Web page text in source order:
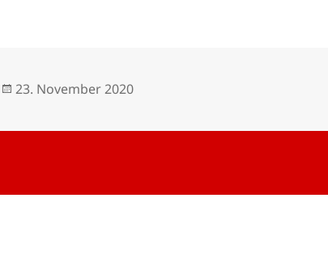
Veröffentlicht
23. November 2020